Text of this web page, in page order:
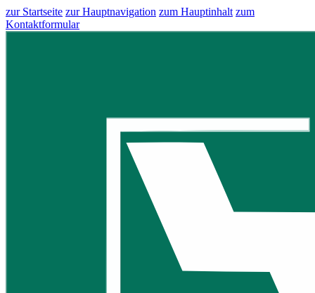
zur Startseite zur Hauptnavigation zum Hauptinhalt zum
Kontaktformular